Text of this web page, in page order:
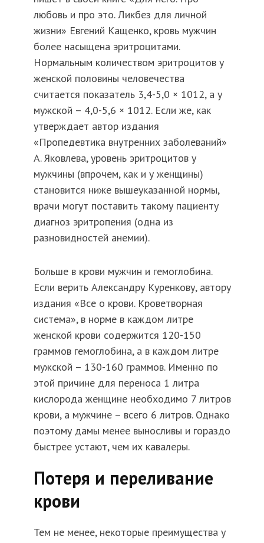
любовь и про это. Ликбез для личной
жизни» Евгений Кащенко, кровь мужчин
более насыщена эритроцитами.
Нормальным количеством эритроцитов у
женской половины человечества
считается показатель 3,4-5,0 × 1012, а у
мужской – 4,0-5,6 × 1012. Если же, как
утверждает автор издания
«Пропедевтика внутренних заболеваний»
А. Яковлева, уровень эритроцитов у
мужчины (впрочем, как и у женщины)
становится ниже вышеуказанной нормы,
врачи могут поставить такому пациенту
диагноз эритропения (одна из
разновидностей анемии).
Больше в крови мужчин и гемоглобина.
Если верить Александру Куренкову, автору
издания «Все о крови. Кроветворная
система», в норме в каждом литре
женской крови содержится 120-150
граммов гемоглобина, а в каждом литре
мужской – 130-160 граммов. Именно по
этой причине для переноса 1 литра
кислорода женщине необходимо 7 литров
крови, а мужчине – всего 6 литров. Однако
поэтому дамы менее выносливы и гораздо
быстрее устают, чем их кавалеры.
Потеря и переливание
крови
Тем не менее, некоторые преимущества у